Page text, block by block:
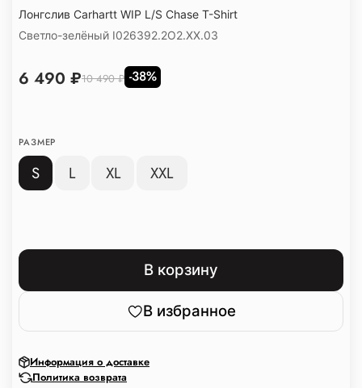
Лонгслив Carhartt WIP L/S Chase T-Shirt
Светло-зелёный I026392.2O2.XX.03
РАЗМЕР
S L XL XXL
6 490 ₽10 490 ₽ -38%
В корзину
В избранное
Информация о доставке
Политика возврата